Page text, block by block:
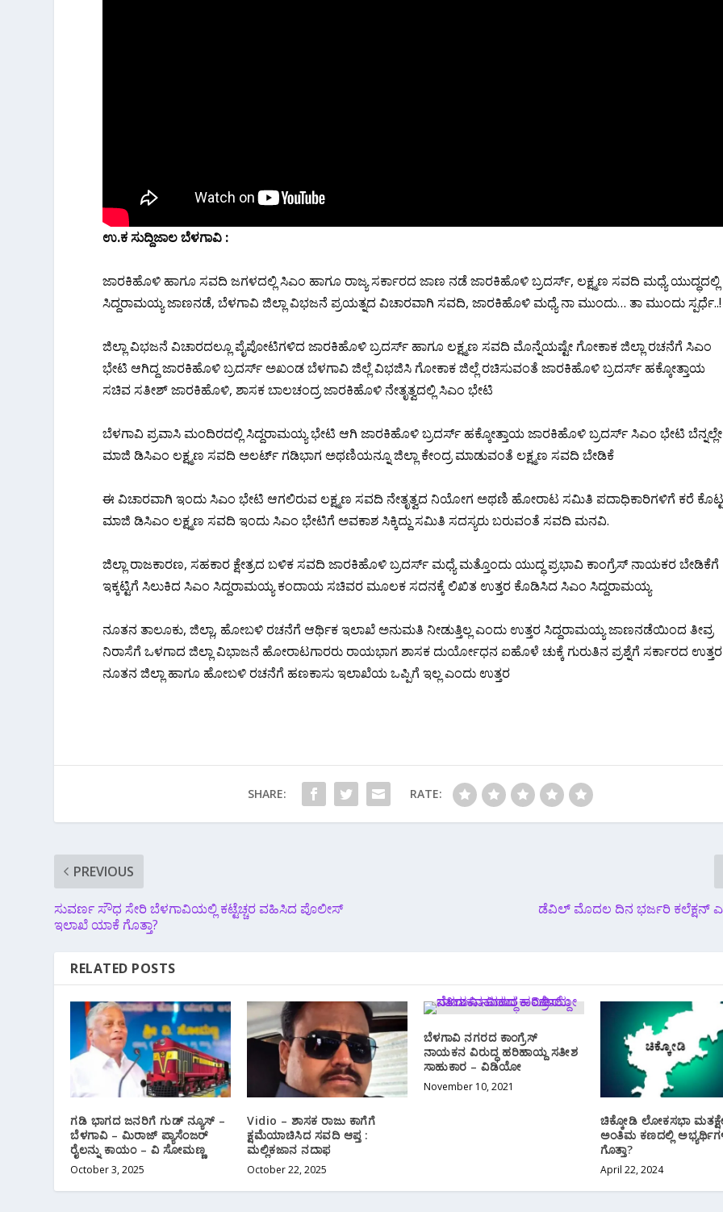
ಉ.ಕ ಸುದ್ದಿಜಾಲ ಬೆಳಗಾವಿ :
ಜಾರಕಿಹೊಳಿ‌ ಹಾಗೂ ಸವದಿ ಜಗಳದಲ್ಲಿ ಸಿಎಂ ಹಾಗೂ ರಾಜ್ಯ ಸರ್ಕಾರದ ಜಾಣ ನಡೆ ಜಾರಕಿಹೊಳಿ‌ ಬ್ರದರ್ಸ್, ಲಕ್ಷ್ಮಣ ಸವದಿ ಮಧ್ಯೆ ಯುದ್ಧದಲ್ಲಿ
ಸಿದ್ದರಾಮಯ್ಯ ಜಾಣನಡೆ, ಬೆಳಗಾವಿ ಜಿಲ್ಲಾ ವಿಭಜನೆ ಪ್ರಯತ್ನದ ವಿಚಾರವಾಗಿ ಸವದಿ, ಜಾರಕಿಹೊಳಿ ಮಧ್ಯೆ ನಾ ಮುಂದು… ತಾ ಮುಂದು ಸ್ಪರ್ಧೆ..!
ಜಿಲ್ಲಾ ವಿಭಜನೆ ವಿಚಾರದಲ್ಲೂ ಪೈಪೋಟಿಗಳಿದ ಜಾರಕಿಹೊಳಿ‌ ಬ್ರದರ್ಸ್ ಹಾಗೂ ಲಕ್ಷ್ಮಣ ಸವದಿ ಮೊನ್ನೆಯಷ್ಟೇ ಗೋಕಾಕ ಜಿಲ್ಲಾ ರಚನೆಗೆ ಸಿಎಂ
ಭೇಟಿ ಆಗಿದ್ದ ಜಾರಕಿಹೊಳಿ‌ ಬ್ರದರ್ಸ್ ಅಖಂಡ ಬೆಳಗಾವಿ ಜಿಲ್ಲೆ ವಿಭಜಿಸಿ ಗೋಕಾಕ ಜಿಲ್ಲೆ ರಚಿಸುವಂತೆ ಜಾರಕಿಹೊಳಿ‌ ಬ್ರದರ್ಸ್ ಹಕ್ಕೋತ್ತಾಯ
ಸಚಿವ ಸತೀಶ್ ಜಾರಕಿಹೊಳಿ‌, ಶಾಸಕ ಬಾಲಚಂದ್ರ ಜಾರಕಿಹೊಳಿ‌ ನೇತೃತ್ವದಲ್ಲಿ ಸಿಎಂ ಭೇಟಿ
ಬೆಳಗಾವಿ ಪ್ರವಾಸಿ ಮಂದಿರದಲ್ಲಿ ಸಿದ್ದರಾಮಯ್ಯ ಭೇಟಿ ಆಗಿ ಜಾರಕಿಹೊಳಿ‌ ಬ್ರದರ್ಸ್ ಹಕ್ಕೋತ್ತಾಯ ಜಾರಕಿಹೊಳಿ‌ ಬ್ರದರ್ಸ್ ಸಿಎಂ ಭೇಟಿ ಬೆನ್ನಲ್ಲೇ
ಮಾಜಿ ಡಿಸಿಎಂ ಲಕ್ಷ್ಮಣ ಸವದಿ ಅಲರ್ಟ್ ಗಡಿಭಾಗ ಅಥಣಿಯನ್ನೂ ಜಿಲ್ಲಾ ಕೇಂದ್ರ ಮಾಡುವಂತೆ ಲಕ್ಷ್ಮಣ ಸವದಿ ಬೇಡಿಕೆ
ಈ ವಿಚಾರವಾಗಿ ಇಂದು ಸಿಎಂ ಭೇಟಿ ಆಗಲಿರುವ ಲಕ್ಷ್ಮಣ ಸವದಿ ನೇತೃತ್ವದ ನಿಯೋಗ ಅಥಣಿ ಹೋರಾಟ ಸಮಿತಿ ಪದಾಧಿಕಾರಿಗಳಿಗೆ ಕರೆ
ಮಾಜಿ ಡಿಸಿಎಂ ಲಕ್ಷ್ಮಣ ಸವದಿ ಇಂದು ಸಿಎಂ ಭೇಟಿಗೆ ಅವಕಾಶ ಸಿಕ್ಕಿದ್ದು ಸಮಿತಿ ಸದಸ್ಯರು ಬರುವಂತೆ ಸವದಿ ಮನವಿ.
ಜಿಲ್ಲಾ ರಾಜಕಾರಣ, ಸಹಕಾರ ಕ್ಷೇತ್ರದ ಬಳಿಕ ಸವದಿ ಜಾರಕಿಹೊಳಿ‌ ಬ್ರದರ್ಸ್ ಮಧ್ಯೆ ಮತ್ತೊಂದು ಯುದ್ಧ ಪ್ರಭಾವಿ ಕಾಂಗ್ರೆಸ್ ‌ನಾಯಕರ ಬೇಡಿಕೆಗೆ
ಇಕ್ಕಟ್ಟಿಗೆ ಸಿಲುಕಿದ ಸಿಎಂ ಸಿದ್ದರಾಮಯ್ಯ ಕಂದಾಯ ಸಚಿವರ ಮೂಲಕ ಸದನಕ್ಕೆ ಲಿಖಿತ ಉತ್ತರ ಕೊಡಿಸಿದ ಸಿಎಂ ಸಿದ್ದರಾಮಯ್ಯ
ನೂತನ ತಾಲೂಕು, ಜಿಲ್ಲಾ, ಹೋಬಳಿ ರಚನೆಗೆ ಆರ್ಥಿಕ ಇಲಾಖೆ ಅನುಮತಿ ನೀಡುತ್ತಿಲ್ಲ ಎಂದು ಉತ್ತರ ಸಿದ್ದರಾಮಯ್ಯ ಜಾಣನಡೆಯಿಂದ ತೀವ್ರ
ನಿರಾಸೆಗೆ ಒಳಗಾದ ಜಿಲ್ಲಾ ವಿಭಾಜನೆ ಹೋರಾಟಗಾರರು ರಾಯಭಾಗ ಶಾಸಕ ದುರ್ಯೋಧನ ಐಹೊಳೆ ಚುಕ್ಕೆ ಗುರುತಿನ ಪ್ರಶ್ನೆಗೆ ಸರ್ಕಾರದ ಉತ್ತರ
ನೂತನ ಜಿಲ್ಲಾ ಹಾಗೂ ಹೋಬಳಿ ರಚನೆಗೆ ಹಣಕಾಸು ಇಲಾಖೆಯ ಒಪ್ಪಿಗೆ ಇಲ್ಲ ಎಂದು ಉತ್ತರ
SHARE: RATE:
PREVIOUS
ಸುವರ್ಣ ಸೌಧ ಸೇರಿ ಬೆಳಗಾವಿಯಲ್ಲಿ ಕಟ್ಟೆಚ್ಚರ ವಹಿಸಿದ ಪೊಲೀಸ್
ಇಲಾಖೆ ಯಾಕೆ ಗೊತ್ತಾ?
ಡೆವಿಲ್ ಮೊದಲ ದಿನ ಭರ್ಜರಿ ಕಲೆಕ್ಷನ್
RELATED POSTS
ಗಡಿ ಭಾಗದ ಜನರಿಗೆ ಗುಡ್ ನ್ಯೂಸ್ –
ಬೆಳಗಾವಿ – ಮಿರಾಜ್ ಪ್ಯಾಸೆಂಜರ್
ರೈಲನ್ನು ಕಾಯಂ – ವಿ ಸೋಮಣ್ಣ
October 3, 2025
Vidio – ಶಾಸಕ ರಾಜು ಕಾಗೆಗೆ
ಕ್ಷಮೆಯಾಚಿಸಿದ ಸವದಿ ಆಪ್ತ :
ಮಲ್ಲಿಕಜಾನ ನದಾಫ
October 22, 2025
ಬೆಳಗಾವಿ ನಗರದ ಕಾಂಗ್ರೆಸ್
ನಾಯಕನ ವಿರುದ್ಧ ಹರಿಹಾಯ್ದ ಸತೀಶ
ಸಾಹುಕಾರ – ವಿಡಿಯೋ
November 10, 2021
ಚಿಕ್ಕೋಡಿ ಲೋಕಸಭಾ
ಅಂತಿಮ ಕಣದಲ್ಲಿ
ಗೊತ್ತಾ?
April 22, 2024